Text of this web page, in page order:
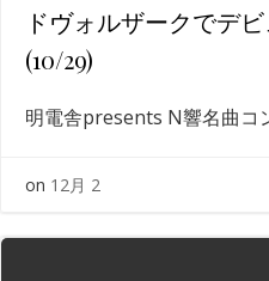
ドヴォルザークでデ
(10/29)
明電舎presents N響名曲コ
on 12月 2